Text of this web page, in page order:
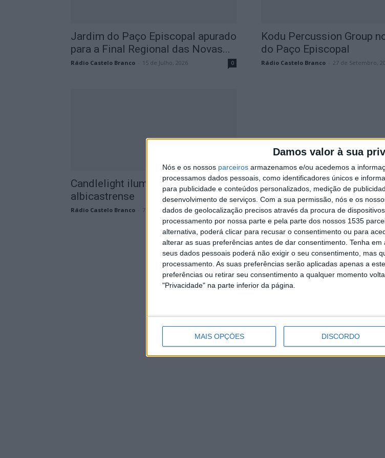
Damos valor à sua
Nós e os nossos parceiros armazenamos e/ou acedemos a
processamos dados pessoais, como identificadores únicos e
para publicidade e conteúdos personalizados, medição de
desenvolvimento de serviços. Com a sua permissão, nós e os
dados de geolocalização precisos através da procura de
processamento por nossa parte e pela parte dos nossos 1535
alternativa, poderá clicar para recusar o consentimento ou para
alterar as suas preferências antes de dar consentimento. Tenha em
seus dados pessoais poderá não exigir o seu consentimento, mas
processamento. As suas preferências serão aplicadas apenas a
preferências ou retirar seu consentimento a qualquer momento
"Privacidade" na parte inferior da página.
MAIS OPÇÕES DISCORDO
Jardim do Paço Episcopal apurado
para a Final Regional das Novas...
Rádio Castelo Branco 15 de Julho, 2026 0
Kodu Percussion Group
do Paço Episcopal
Rádio Castelo Branco 27 de Setembro,
Candlelight iluminam noite
albicastrense
Rádio Castelo Branco 7 de Agosto, 2023 0